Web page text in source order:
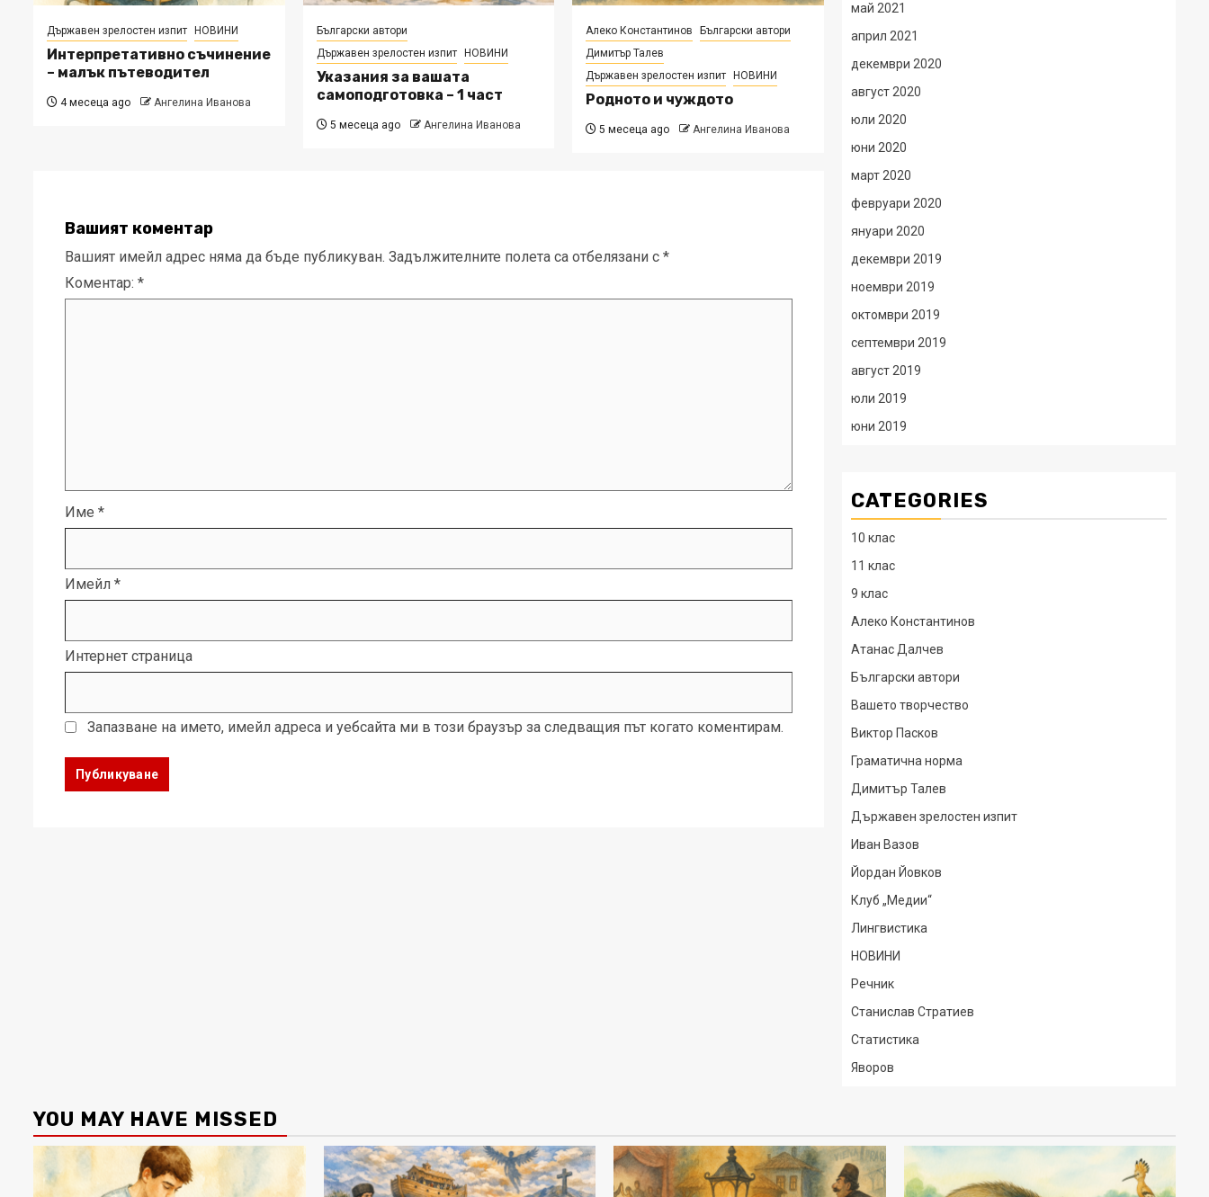
Държавен зрелостен изпит НОВИНИ
Интерпретативно съчинение
– малък пътеводител
4 месеца ago Ангелина Иванова
Български автори
Държавен зрелостен изпит
НОВИНИ
Указания за вашата
самоподготовка – 1 част
5 месеца ago Ангелина Иванова
Алеко Константинов
Български автори
Димитър Талев
Държавен зрелостен изпит
НОВИНИ
Родното и чуждото
5 месеца ago Ангелина Иванова
Вашият коментар
Вашият имейл адрес няма да бъде публикуван. Задължителните полета са отбелязани с *
Коментар: *
Име *
Имейл *
Интернет страница
Запазване на името, имейл адреса и уебсайта ми в този браузър за следващия път когато коментирам.
май 2021
април 2021
декември 2020
август 2020
юли 2020
юни 2020
март 2020
февруари 2020
януари 2020
декември 2019
ноември 2019
октомври 2019
септември 2019
август 2019
юли 2019
юни 2019
CATEGORIES
10 клас
11 клас
9 клас
Алеко Константинов
Атанас Далчев
Български автори
Вашето творчество
Виктор Пасков
Граматична норма
Димитър Талев
Държавен зрелостен изпит
Иван Вазов
Йордан Йовков
Клуб „Медии“
Лингвистика
НОВИНИ
Речник
Станислав Стратиев
Статистика
Яворов
YOU MAY HAVE MISSED